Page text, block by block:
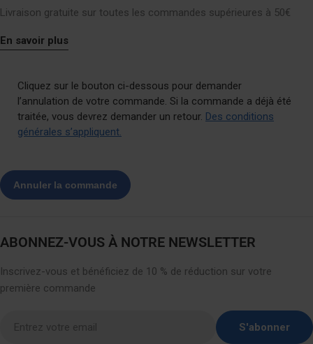
Livraison gratuite sur toutes les commandes supérieures à 50€
En savoir plus
Cliquez sur le bouton ci-dessous pour demander
l’annulation de votre commande. Si la commande a déjà été
traitée, vous devrez demander un retour. Des conditions
générales s’appliquent.
ABONNEZ-VOUS À NOTRE NEWSLETTER
Inscrivez-vous et bénéficiez de 10 % de réduction sur votre
première commande
votre
S'abonner